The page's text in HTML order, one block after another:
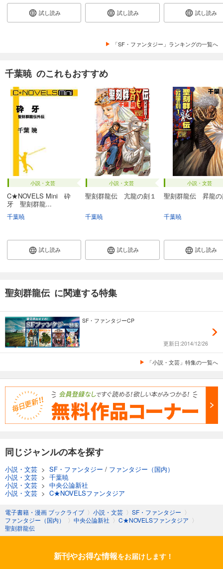
試し読み 試し読み 試し読み
「SF・ファンタジー」ランキングの一覧へ
千葉暁 のこれもおすすめ
小説・文芸
C★NOVELS Mini 砕
牙 聖刻群龍...
千葉暁
試し読み
小説・文芸
聖刻群龍伝 亢龍の刻１
千葉暁
試し読み
小説・文芸
聖刻群龍伝 昇龍の
千葉暁
試し読み
聖刻群龍伝 に関連する特集
SF・ファンタジーCP
更新日:2014/12/26
「小説・文芸」特集の一覧へ
同じジャンルの本を探す
小説・文芸 > SF・ファンタジー / ファンタジー（国内）
小説・文芸 > 千葉暁
小説・文芸 > 中央公論新社
小説・文芸 > C★NOVELSファンタジア
電子書籍・漫画 ブックライブ 〉 小説・文芸 〉 SF・ファンタジー 〉
ファンタジー（国内）
〉 中央公論新社 〉 C★NOVELSファンタジア 〉
聖刻群龍伝
新刊やお得な情報をお届けします！